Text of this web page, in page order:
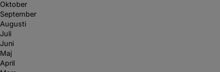
Oktober
September
Augusti
Juli
Juni
Maj
April